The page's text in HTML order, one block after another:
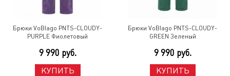
Брюки VoBlago PNTS-CLOUDY-
PURPLE Фиолетовый
9 990 руб.
КУПИТЬ
Брюки VoBlago PNTS-CLOUDY-
GREEN Зеленый
9 990 руб.
КУПИТЬ